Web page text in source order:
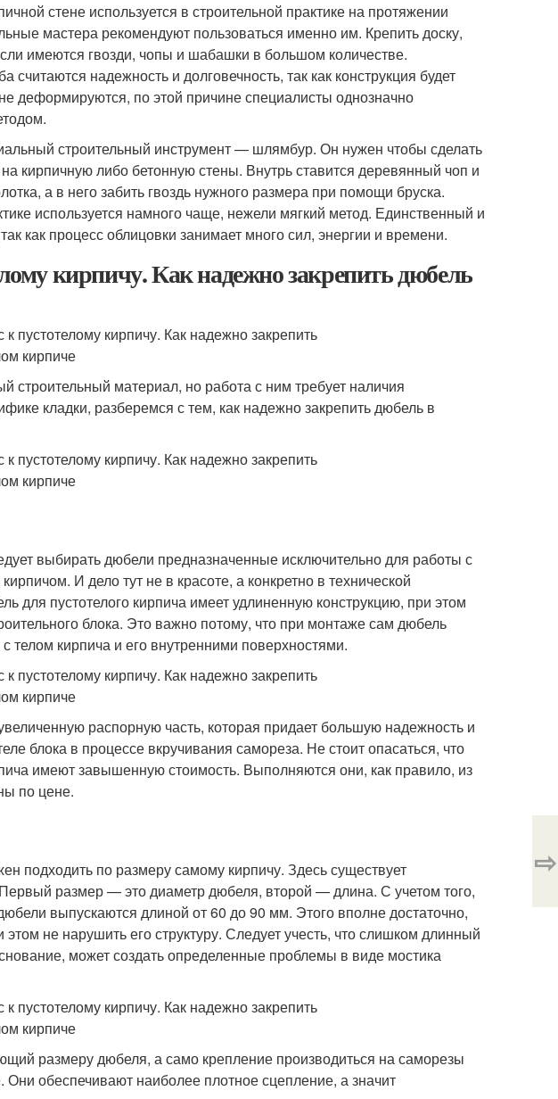
стене используется в строительной практике на протяжении
мастера рекомендуют пользоваться именно им. Крепить доску,
имеются гвозди, чопы и шабашки в большом количестве.
надежность и долговечность, так как конструкция будет
деформируются, по этой причине специалисты однозначно
строительный инструмент — шлямбур. Он нужен чтобы сделать
кирпичную либо бетонную стены. Внутрь ставится деревянный чоп и
а в него забить гвоздь нужного размера при помощи бруска.
используется намного чаще, нежели мягкий метод. Единственный и
как процесс облицовки занимает много сил, энергии и времени.
кирпичу. Как надежно закрепить дюбель
строительный материал, но работа с ним требует наличия
кладки, разберемся с тем, как надежно закрепить дюбель в
выбирать дюбели предназначенные исключительно для работы с
И дело тут не в красоте, а конкретно в технической
для пустотелого кирпича имеет удлиненную конструкцию, при этом
блока. Это важно потому, что при монтаже сам дюбель
телом кирпича и его внутренними поверхностями.
распорную часть, которая придает большую надежность и
блока в процессе вкручивания самореза. Не стоит опасаться, что
имеют завышенную стоимость. Выполняются они, как правило, из
по цене.
подходить по размеру самому кирпичу. Здесь существует
размер — это диаметр дюбеля, второй — длина. С учетом того,
выпускаются длиной от 60 до 90 мм. Этого вполне достаточно,
не нарушить его структуру. Следует учесть, что слишком длинный
может создать определенные проблемы в виде мостика
размеру дюбеля, а само крепление производиться на саморезы
обеспечивают наиболее плотное сцепление, а значит
⇨